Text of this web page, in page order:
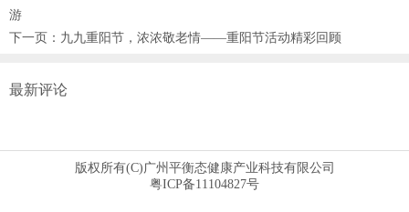
游
下一页： 九九重阳节，浓浓敬老情——重阳节活动精彩回顾
最新评论
版权所有(C)广州平衡态健康产业科技有限公司
粤ICP备11104827号